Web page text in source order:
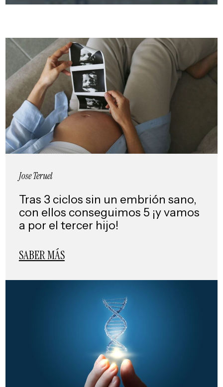
Jose Teruel
Tras 3 ciclos sin un embrión sano,
con ellos conseguimos 5 ¡y vamos
a por el tercer hijo!
SABER MÁS